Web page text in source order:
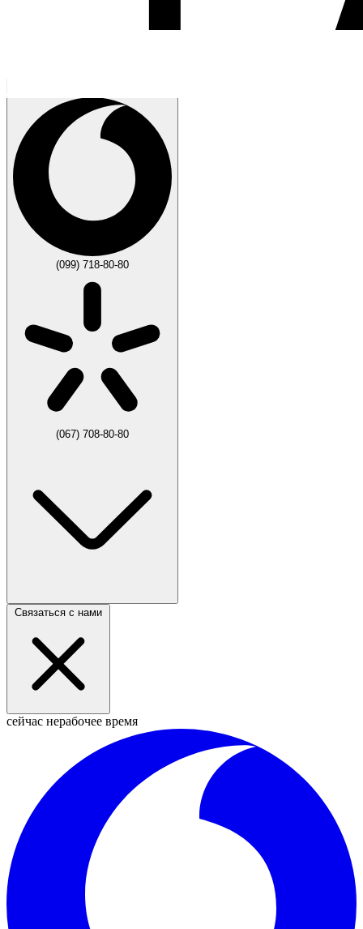
(099) 718-80-80
(067) 708-80-80
Связаться с нами
сейчас нерабочее время